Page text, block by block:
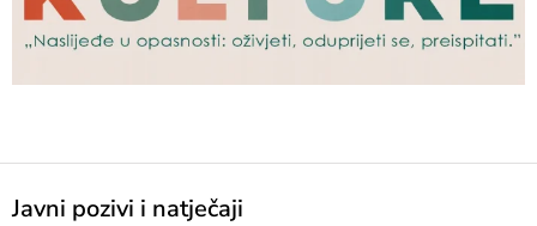
Javni pozivi i natječaji